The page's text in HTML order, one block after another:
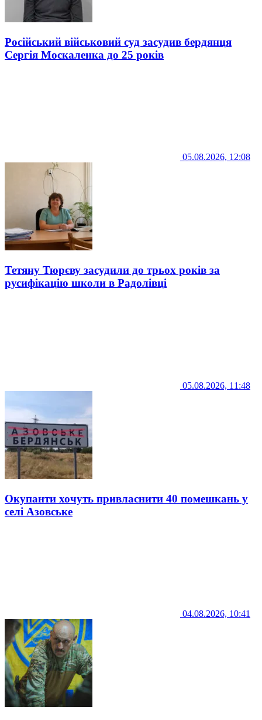
Російський військовий суд засудив бердянця
Сергія Москаленка до 25 років
05.08.2026, 12:08
Тетяну Тюрєву засудили до трьох років за
русифікацію школи в Радолівці
05.08.2026, 11:48
Окупанти хочуть привласнити 40 помешкань у
селі Азовське
04.08.2026, 10:41